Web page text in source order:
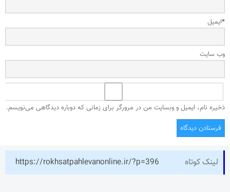
ایمیل*
وب‌ سایت
ذخیره نام، ایمیل و وبسایت من در مرورگر برای زمانی که دوباره دیدگاهی می‌نویسم.
لینک کوتاه https://rokhsatpahlevanonline.ir/?p=396